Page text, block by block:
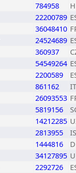
784958
22200789
36048410
24524689
360937
54549264
2200589
861162
26093553
5819156
14212285
2813955
1444816
34127895
2292726